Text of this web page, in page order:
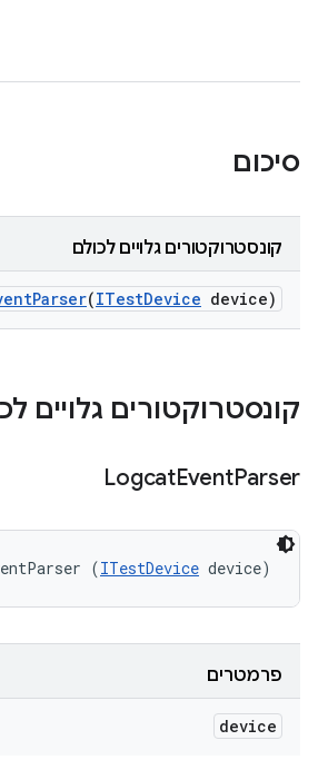
סיכום
קונסטרוקטורים גלויים לכולם
Parser(ITestDevice device)
קונסטרוקטורים גלויים
LogcatEventParser
(ITestDevice device)
פרמטרים
device